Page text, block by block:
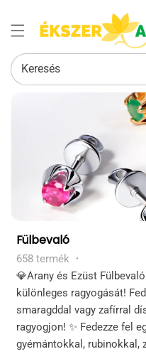
Keresés
Kollekció:
Fülbevaló
658 termék
·
💎Arany és Ezüst
különleges ragyogását!
smaragddal ​​vagy zafírral
ragyogjon! ✨ Fedezze fel
gyémántokkal, rubinokkal,